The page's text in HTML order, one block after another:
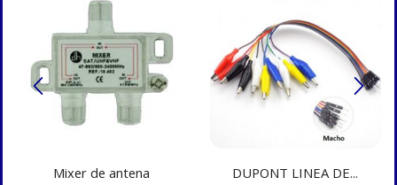
Mixer de antena DUPONT LINEA DE...